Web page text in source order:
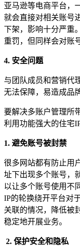
立即关注
品动态、
亚马逊等电商平台，
就会直接对相关账号
下架，影响十分严重
重罚，但同样会对账
4. 安全问题
与团队成员和营销代
无法保障，易造成品
要解决多账户管理所
利用功能强大的住宅
1. 避免账号被封禁
很多网站都有防止用
址下出现多个账号，
以让多个账号使用不
IP的轮换绕开平台对
关联的情况，降低被
稳定地开展业务。
2. 保护安全和隐私